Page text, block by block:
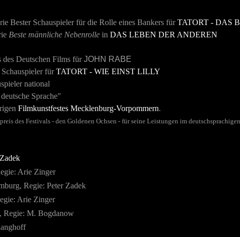
Bester Schauspieler für die Rolle eines Bankers fürTATORT - DAS
Beste männliche Nebenrolle in DAS LEBEN DER ANDEREN
Deutschen Films für JOHN RABE
fürTATORT - WIE EINST LILLY
national
Sprache"
Filmkunstfestes Mecklenburg-Vorpommern.
des Festivals - den Goldenen Ochsen - für seine Leistungen im
Arie Zinger
Regie: Peter Zadek
Arie Zinger
Regie: M. Bogdanow